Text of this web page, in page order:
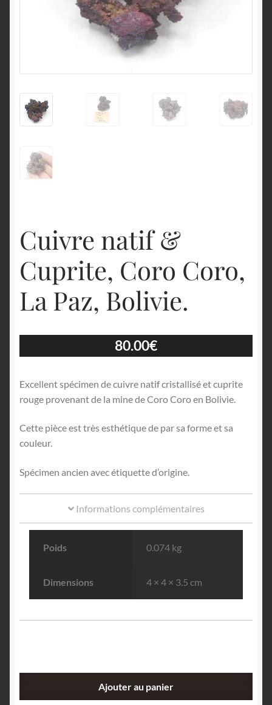
Cuivre natif &
Cuprite, Coro Coro,
La Paz, Bolivie.
80.00€
Excellent spécimen de cuivre natif cristallisé et cuprite
rouge provenant de la mine de Coro Coro en Bolivie.
Cette pièce est très esthétique de par sa forme et sa
couleur.
Spécimen ancien avec étiquette d’origine.
Informations complémentaires
Poids 0.074 kg
Dimensions 4 × 4 × 3.5 cm
Ajouter au panier